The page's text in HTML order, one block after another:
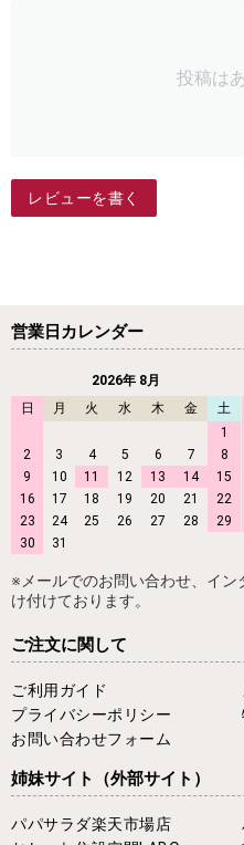
投稿は
レビューを書く
営業日カレンダー
2026年 8月
日
月 火 水 木 金
土
1
2
3 4 5 6 7
8
9
10 11 12 13 14
15
16
17 18 19 20 21
22
23
24 25 26 27 28
29
30
31
※メールでのお問い合わせ、イ
け付けております。
ご注文に関して
ご利用ガイド
プライバシーポリシー
お問い合わせフォーム
姉妹サイト （外部サイト）
パパサラダ楽天市場店